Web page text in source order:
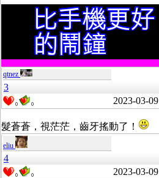
qtnez
3
0 0 2023-03-09
髮蒼蒼，視茫茫，齒牙搖動了！
eliu
4
0 0 2023-03-09